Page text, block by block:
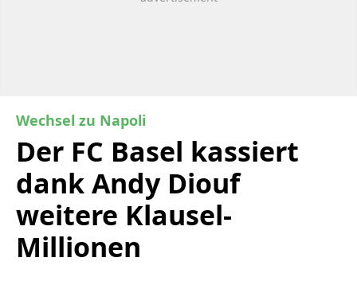
Wechsel zu Napoli
Der FC Basel kassiert
dank Andy Diouf
weitere Klausel-
Millionen